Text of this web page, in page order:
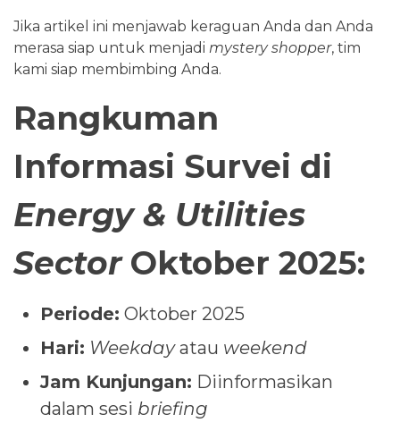
Jika artikel ini menjawab keraguan Anda dan Anda
merasa siap untuk menjadi mystery shopper, tim
kami siap membimbing Anda.
Rangkuman
Informasi Survei di
Energy & Utilities
Sector Oktober 2025:
Periode: Oktober 2025
Hari: Weekdayatau weekend
Jam Kunjungan: Diinformasikan
dalam sesi briefing